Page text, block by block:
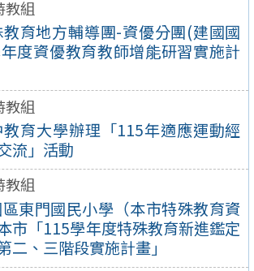
教組
育地方輔導團-資優分團(建國國
度資優教育教師增能研習實施計
教組
育大學辦理「115年適應運動經
流」活動
教組
東門國民小學（本市特殊教育資
市「115學年度特殊教育新進鑑定
二、三階段實施計畫」